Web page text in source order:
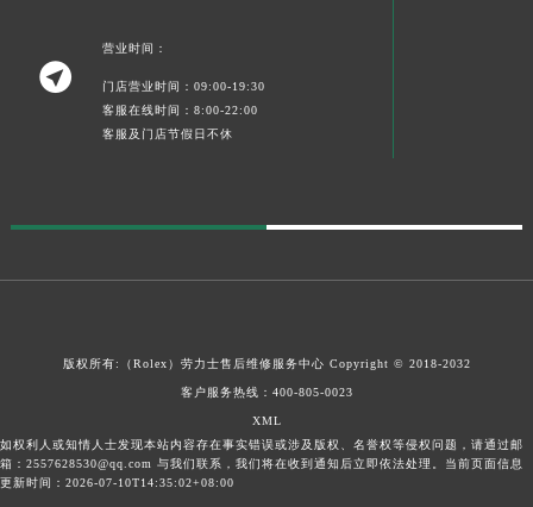

营业时间：
门店营业时间：09:00-19:30
客服在线时间：8:00-22:00
客服及门店节假日不休
版权所有:（Rolex） 劳力士售后维修服务中心 Copyright © 2018-2032
客户服务热线： 400-805-0023
XML
如权利人或知情人士发现本站内容存在事实错误或涉及版权、名誉权等侵权问题，请通过邮
箱：2557628530@qq.com 与我们联系，我们将在收到通知后立即依法处理。当前页面信息
更新时间：2026-07-10T14:35:02+08:00